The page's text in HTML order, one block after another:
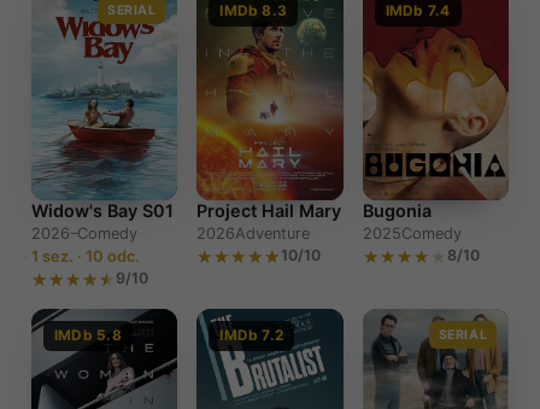
SERIAL
Widow's Bay S01
2026–Comedy
1 sez. · 10 odc.
9/10
IMDb 8.3
Project Hail Mary
2026Adventure
10/10
IMDb 7.4
Bugonia
2025Comedy
8/10
IMDb 5.8 IMDb 7.2 SERIAL